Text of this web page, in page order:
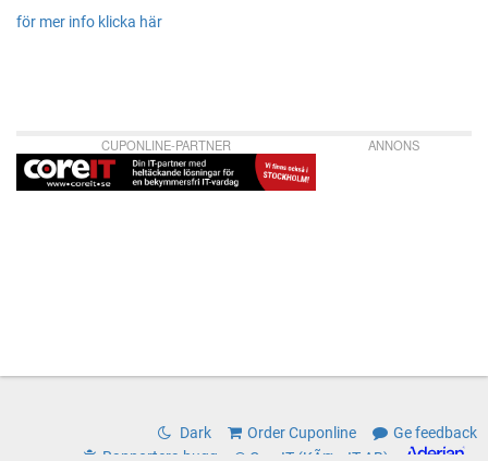
för mer info klicka här
CUPONLINE-PARTNER ANNONS
Dark Order Cuponline
Ge feedback
Rapportera bugg